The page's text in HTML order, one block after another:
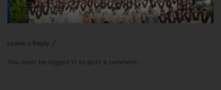
Leave a Reply
You must be logged in to post a comment.